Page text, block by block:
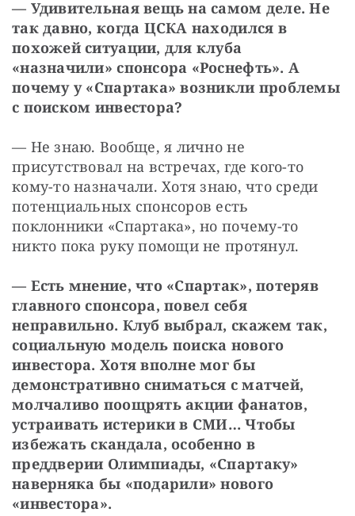
— Удивительная вещь на самом деле. Не
так давно, когда ЦСКА находился в
похожей ситуации, для клуба
«назначили» спонсора «Роснефть». А
почему у «Спартака» возникли проблемы
с поиском инвестора?
— Не знаю. Вообще, я лично не
присутствовал на встречах, где кого-то
кому-то назначали. Хотя знаю, что среди
потенциальных спонсоров есть
поклонники «Спартака», но почему-то
никто пока руку помощи не протянул.
— Есть мнение, что «Спартак», потеряв
главного спонсора, повел себя
неправильно. Клуб выбрал, скажем так,
социальную модель поиска нового
инвестора. Хотя вполне мог бы
демонстративно сниматься с матчей,
молчаливо поощрять акции фанатов,
устраивать истерики в СМИ… Чтобы
избежать скандала, особенно в
преддверии Олимпиады, «Спартаку»
наверняка бы «подарили» нового
«инвестора».